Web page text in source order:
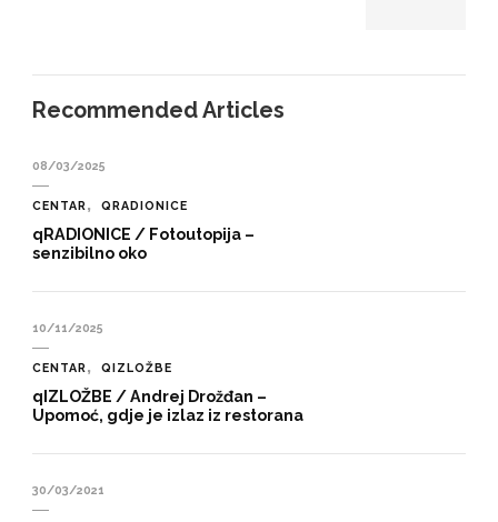
Recommended Articles
08/03/2025
CENTAR QRADIONICE
qRADIONICE / Fotoutopija –
senzibilno oko
10/11/2025
CENTAR QIZLOŽBE
qIZLOŽBE / Andrej Drožđan –
Upomoć, gdje je izlaz iz restorana
30/03/2021